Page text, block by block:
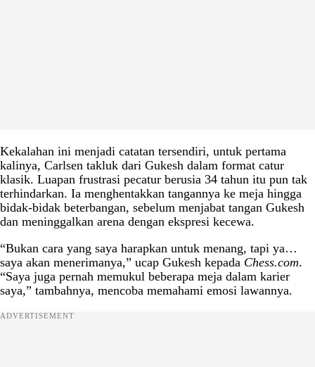
Kekalahan ini menjadi catatan tersendiri, untuk pertama
kalinya, Carlsen takluk dari Gukesh dalam format catur
klasik. Luapan frustrasi pecatur berusia 34 tahun itu pun tak
terhindarkan. Ia menghentakkan tangannya ke meja hingga
bidak-bidak beterbangan, sebelum menjabat tangan Gukesh
dan meninggalkan arena dengan ekspresi kecewa.
“Bukan cara yang saya harapkan untuk menang, tapi ya…
saya akan menerimanya,” ucap Gukesh kepada Chess.com.
“Saya juga pernah memukul beberapa meja dalam karier
saya,” tambahnya, mencoba memahami emosi lawannya.
ADVERTISEMENT